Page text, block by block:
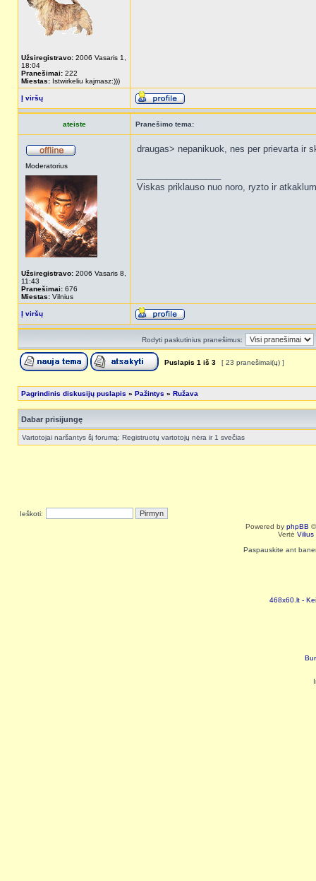
Užsiregistravo: 2006 Vasaris 1,
18:04
Pranešimai: 222
Miestas: Istwirkeliu kajmasz:)))
Į viršų
ateiste Pranešimo tema:
Moderatorius
Užsiregistravo: 2006 Vasaris 8,
11:43
Pranešimai: 676
Miestas: Vilnius
draugas> nepanikuok, nes per prievarta ir
Viskas priklauso nuo noro, ryzto ir
Į viršų
Rodyti paskutinius pranešimus:
Puslapis 1 iš 3 [ 23 pranešimai(ų) ]
Pagrindinis diskusijų puslapis » Pažintys » Ružava
Dabar prisijungę
Vartotojai naršantys šį forumą: Registruotų vartotojų nėra ir 1 svečias
Ieškoti:
Powered by phpBB
Vertė Vilius
Paspauskite ant
468x60.lt -